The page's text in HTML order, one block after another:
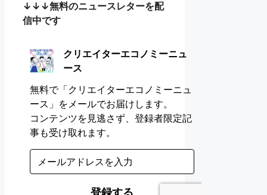
↓↓↓無料のニュースレターを配
信中です